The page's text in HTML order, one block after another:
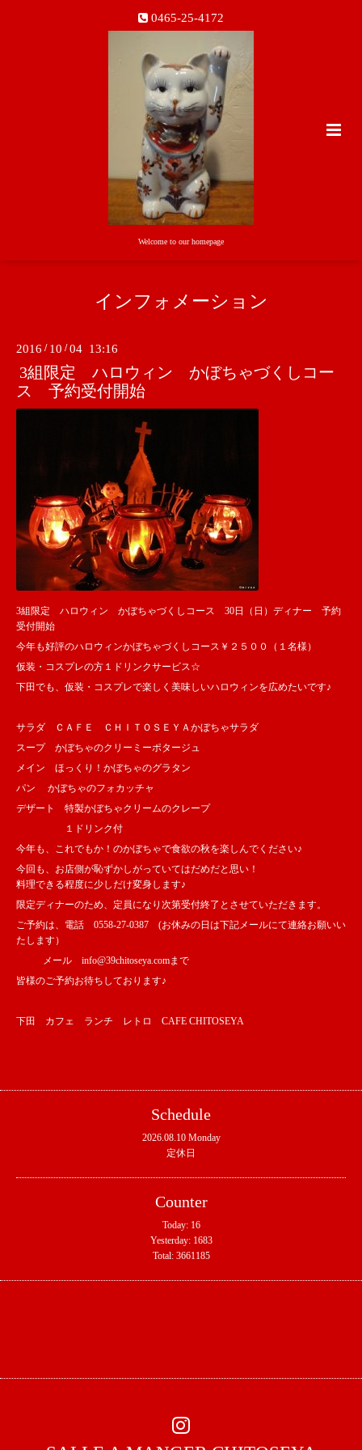
0465-25-4172
Welcome to our homepage
インフォメーション
2016 / 10 /04 13:16
3組限定 ハロウィン かぼちゃづくしコー
ス 予約受付開始
3組限定 ハロウィン かぼちゃづくしコース 30日（日）ディナー 予約
受付開始
今年も好評のハロウィンかぼちゃづくしコース￥２５００（１名様）
仮装・コスプレの方１ドリンクサービス☆
下田でも、仮装・コスプレで楽しく美味しいハロウィンを広めたいです♪
サラダ ＣＡＦＥ ＣＨＩＴＯＳＥＹＡかぼちゃサラダ
スープ かぼちゃのクリーミーポタージュ
メイン ほっくり！かぼちゃのグラタン
パン かぼちゃのフォカッチャ
デザート 特製かぼちゃクリームのクレープ
１ドリンク付
今年も、これでもか！のかぼちゃで食欲の秋を楽しんでください♪
今回も、お店側が恥ずかしがっていてはだめだと思い！
料理できる程度に少しだけ変身します♪
限定ディナーのため、定員になり次第受付終了とさせていただきます。
ご予約は、電話 0558-27-0387 (お休みの日は下記メールにて連絡お願いい
たします）
メール info@39chitoseya.comまで
皆様のご予約お待ちしております♪
下田 カフェ ランチ レトロ CAFE CHITOSEYA
Schedule
2026.08.10 Monday
定休日
Counter
Today: 16
Yesterday: 1683
Total: 3661185